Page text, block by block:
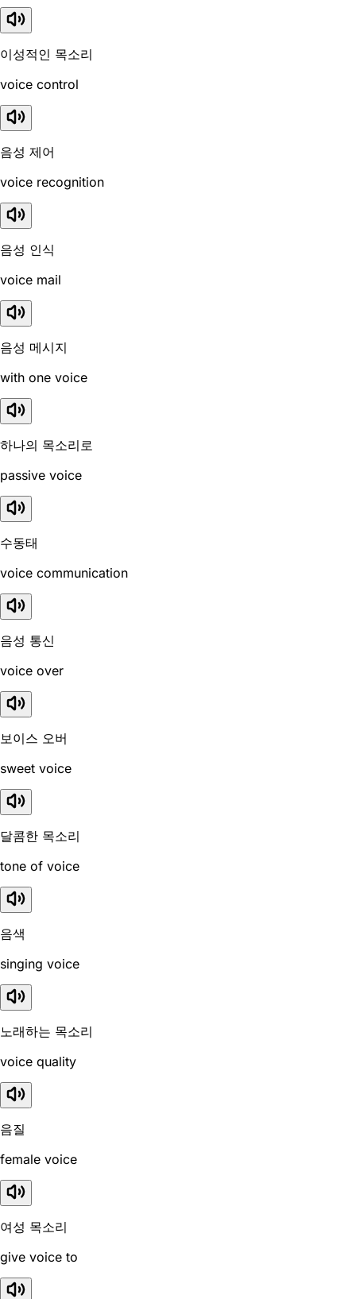
이성적인 목소리
voice control
음성 제어
voice recognition
음성 인식
voice mail
음성 메시지
with one voice
하나의 목소리로
passive voice
수동태
voice communication
음성 통신
voice over
보이스 오버
sweet voice
달콤한 목소리
tone of voice
음색
singing voice
노래하는 목소리
voice quality
음질
female voice
여성 목소리
give voice to